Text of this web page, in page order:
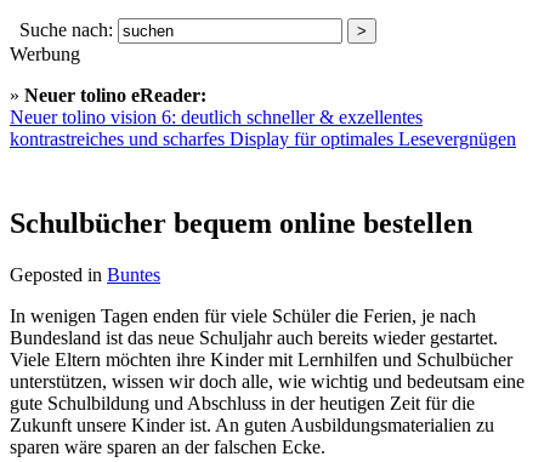
Suche nach:
Werbung
» Neuer tolino eReader:
Neuer tolino vision 6: deutlich schneller & exzellentes
kontrastreiches und scharfes Display für optimales Lesevergnügen
Schulbücher bequem online bestellen
Geposted in Buntes
In wenigen Tagen enden für viele Schüler die Ferien, je nach
Bundesland ist das neue Schuljahr auch bereits wieder gestartet.
Viele Eltern möchten ihre Kinder mit Lernhilfen und Schulbücher
unterstützen, wissen wir doch alle, wie wichtig und bedeutsam eine
gute Schulbildung und Abschluss in der heutigen Zeit für die
Zukunft unsere Kinder ist. An guten Ausbildungsmaterialien zu
sparen wäre sparen an der falschen Ecke.